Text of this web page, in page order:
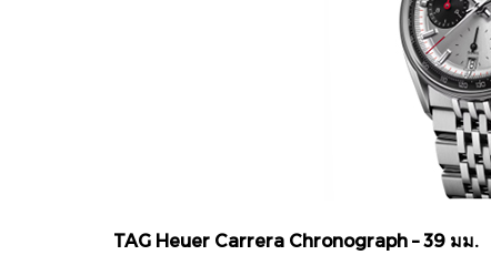
TAG Heuer Carrera Chronograph – 39 มม.